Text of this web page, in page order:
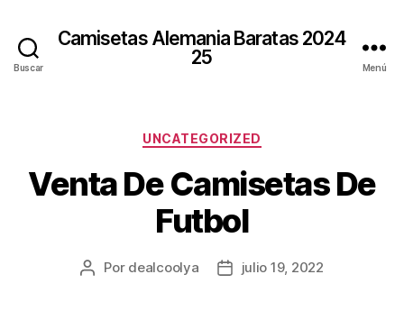
Buscar
Camisetas Alemania Baratas 2024
25
Menú
Categorías
UNCATEGORIZED
Venta De Camisetas De
Futbol
Autor
Por dealcoolya
Fechajulio 19, 2022